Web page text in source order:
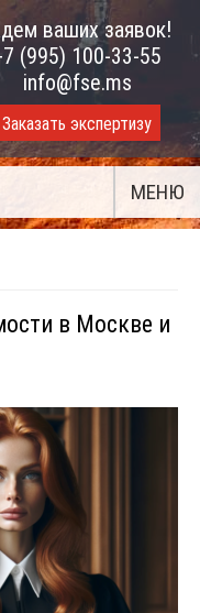
ваших заявок!
(995) 100-33-55
info@fse.ms
Заказать экспертизу
МЕНЮ
в Москве и